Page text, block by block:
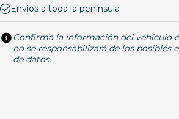
Envíos a toda la península
Confirma la información del vehículo
no se responsabilizará de los posibles
de datos.